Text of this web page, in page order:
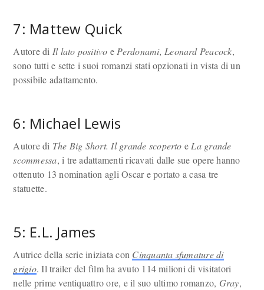
7: Mattew Quick
Autore di Il lato positivo e Perdonami, Leonard Peacock,
sono tutti e sette i suoi romanzi stati opzionati in vista di un
possibile adattamento.
6: Michael Lewis
Autore di The Big Short. Il grande scoperto e La grande
scommessa, i tre adattamenti ricavati dalle sue opere hanno
ottenuto 13 nomination agli Oscar e portato a casa tre
statuette.
5: E.L. James
Autrice della serie iniziata con Cinquanta sfumature di
grigio. Il trailer del film ha avuto 114 milioni di visitatori
nelle prime ventiquattro ore, e il suo ultimo romanzo, Gray,